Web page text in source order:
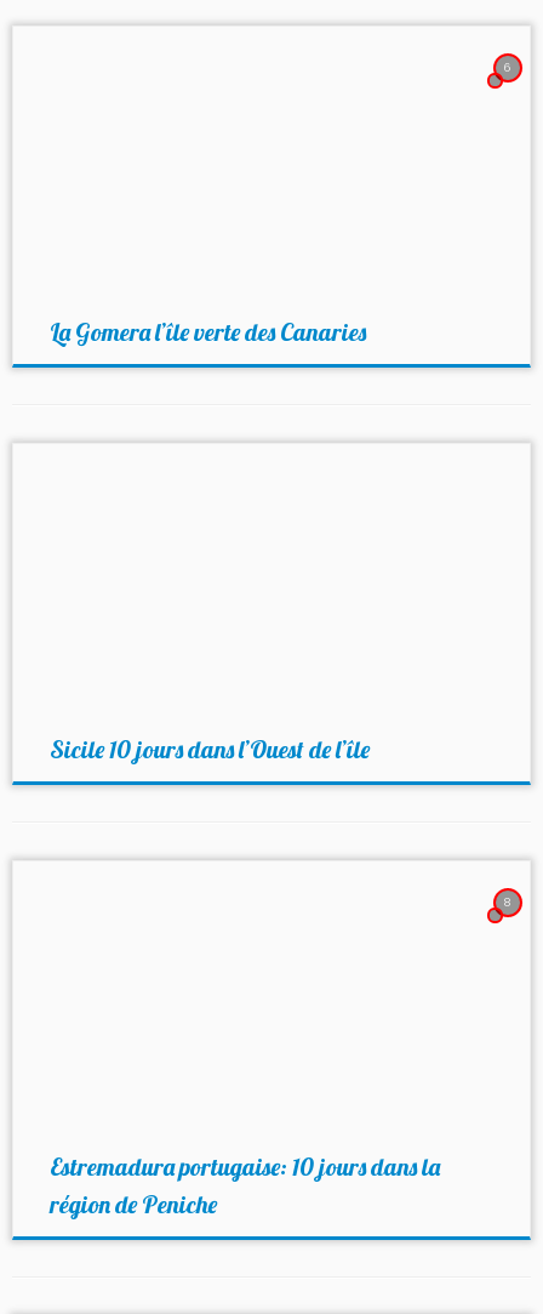
6
La Gomera l’île verte des Canaries
Sicile 10 jours dans l’Ouest de l’île
8
Estremadura portugaise: 10 jours dans la
région de Peniche